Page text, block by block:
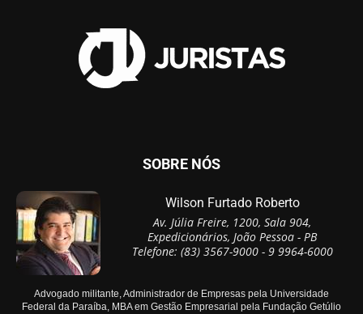
SOBRE NÓS
Wilson Furtado Roberto
Av. Júlia Freire, 1200, Sala 904,
Expedicionários, João Pessoa - PB
Telefone: (83) 3567-9000 - 9 9964-6000
Advogado militante, Administrador de Empresas pela Universidade
Federal da Paraíba, MBA em Gestão Empresarial pela Fundação Getúlio